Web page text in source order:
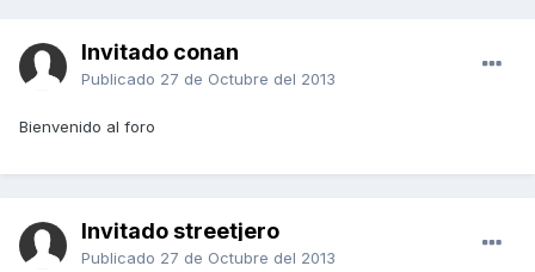
Invitado conan
Publicado 27 de Octubre del 2013
Bienvenido al foro
Invitado streetjero
Publicado 27 de Octubre del 2013